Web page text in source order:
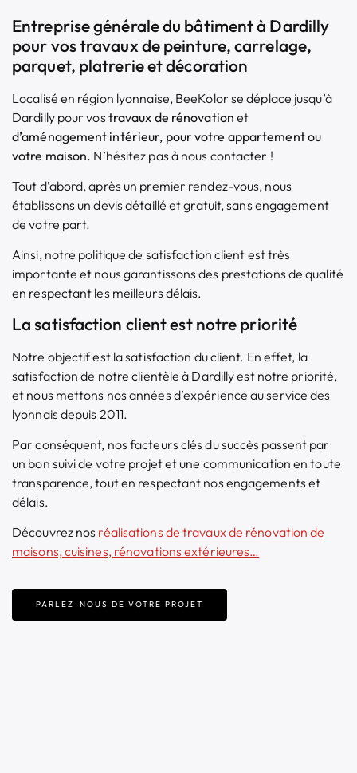
Entreprise générale du bâtiment à Dardilly
pour vos travaux de peinture, carrelage,
parquet, platrerie et décoration
Localisé en région lyonnaise, BeeKolor se déplace jusqu’à
Dardilly pour vos travaux de rénovation et
d’aménagement intérieur, pour votre appartement ou
votre maison. N’hésitez pas à nous contacter !
Tout d’abord, après un premier rendez-vous, nous
établissons un devis détaillé et gratuit, sans engagement
de votre part.
Ainsi, notre politique de satisfaction client est très
importante et nous garantissons des prestations de qualité
en respectant les meilleurs délais.
La satisfaction client est notre priorité
Notre objectif est la satisfaction du client. En effet, la
satisfaction de notre clientèle à Dardilly est notre priorité,
et nous mettons nos années d’expérience au service des
lyonnais depuis 2011.
Par conséquent, nos facteurs clés du succès passent par
un bon suivi de votre projet et une communication en toute
transparence, tout en respectant nos engagements et
délais.
Découvrez nos réalisations de travaux de rénovation de
maisons, cuisines, rénovations extérieures…
PARLEZ-NOUS DE VOTRE PROJET